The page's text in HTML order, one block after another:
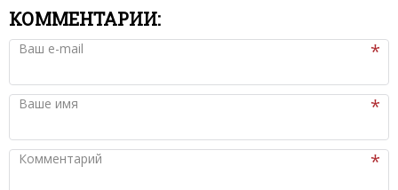
КОММЕНТАРИИ:
Ваш e-mail
Ваше имя
Комментарий